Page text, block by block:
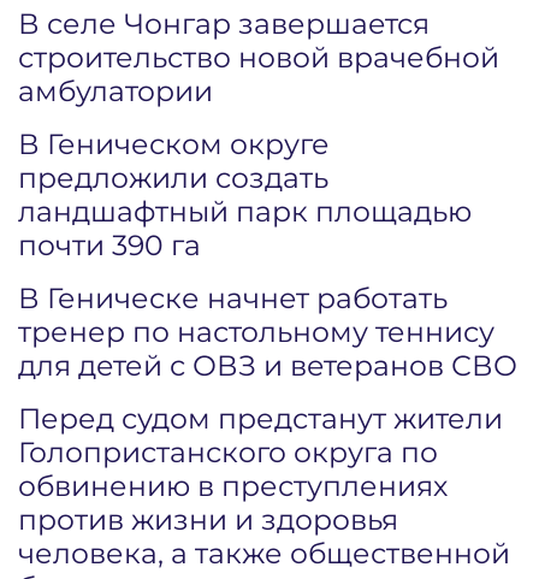
В селе Чонгар завершается
строительство новой врачебной
амбулатории
В Геническом округе
предложили создать
ландшафтный парк площадью
почти 390 га
В Геническе начнет работать
тренер по настольному теннису
для детей с ОВЗ и ветеранов СВО
Перед судом предстанут жители
Голопристанского округа по
обвинению в преступлениях
против жизни и здоровья
человека, а также общественной